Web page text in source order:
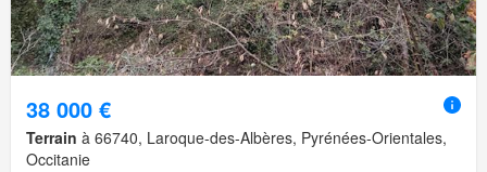
38 000 €
Terrain à 66740, Laroque-des-Albères, Pyrénées-Orientales,
Occitanie